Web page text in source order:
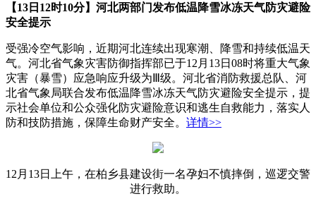
【13日12时10分】河北两部门发布低温降雪冰冻天气防灾避险
安全提示
受强冷空气影响，近期河北连续出现寒潮、降雪和持续低温天
气。河北省气象灾害防御指挥部已于12月13日08时将重大气象
灾害（暴雪）应急响应升级为Ⅲ级。河北省消防救援总队、河
北省气象局联合发布低温降雪冰冻天气防灾避险安全提示，提
示社会单位和公众强化防灾避险意识和逃生自救能力，落实人
防和技防措施，保障生命财产安全。 详情>>
12月13日上午，在柏乡县建设街一名孕妇不慎摔倒，巡逻交警
进行救助。